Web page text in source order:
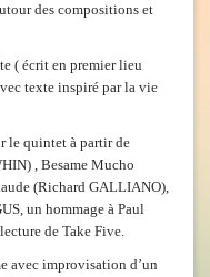
des compositions et
( écrit en premier lieu
texte inspiré par la vie
le quintet à partir de
, Besame Mucho
(Richard GALLIANO),
un hommage à Paul
de Take Five.
avec improvisation d’un